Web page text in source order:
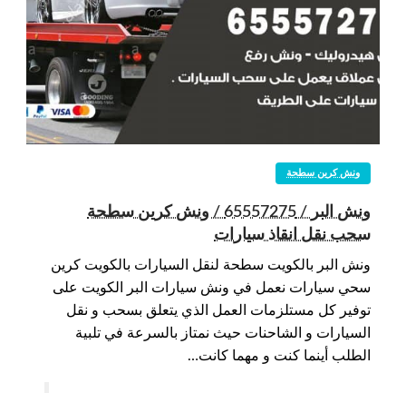
ونش كرين سطحة
ونش البر / 65557275 / ونش كرين سطحة
سحب نقل انقاذ سيارات
ونش البر بالكويت سطحة لنقل السيارات بالكويت كرين
سحي سيارات نعمل في ونش سيارات البر الكويت على
توفير كل مستلزمات العمل الذي يتعلق بسحب و نقل
السيارات و الشاحنات حيث نمتاز بالسرعة في تلبية
الطلب أينما كنت و مهما كانت…